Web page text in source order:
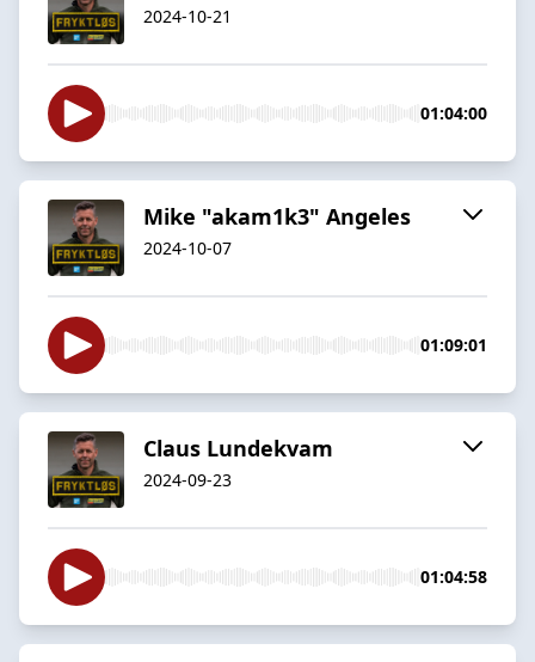
2024-10-21
01:04:00
Mike "akam1k3" Angeles
2024-10-07
01:09:01
Claus Lundekvam
2024-09-23
01:04:58